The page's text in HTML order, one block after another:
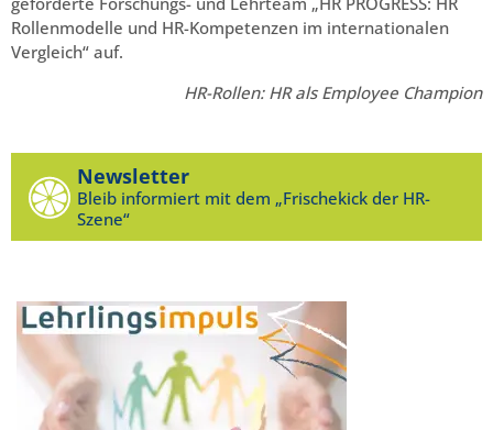
Rollenmodelle und HR-Kompetenzen im internationalen
Vergleich“ auf.
HR-Rollen: HR als Employee Champion
Newsletter
Bleib informiert mit dem „Frischekick der HR-
Szene“